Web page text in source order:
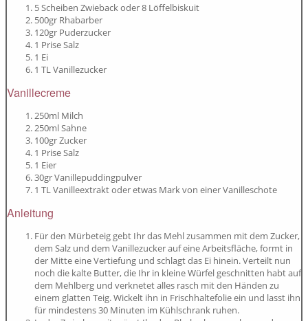
5 Scheiben Zwieback oder 8 Löffelbiskuit
500gr Rhabarber
120gr Puderzucker
1 Prise Salz
1 Ei
1 TL Vanillezucker
Vanillecreme
250ml Milch
250ml Sahne
100gr Zucker
1 Prise Salz
1 Eier
30gr Vanillepuddingpulver
1 TL Vanilleextrakt oder etwas Mark von einer Vanilleschote
Anleitung
Für den Mürbeteig gebt Ihr das Mehl zusammen mit dem Zucker,
dem Salz und dem Vanillezucker auf eine Arbeitsfläche, formt in
der Mitte eine Vertiefung und schlagt das Ei hinein. Verteilt nun
noch die kalte Butter, die Ihr in kleine Würfel geschnitten habt auf
dem Mehlberg und verknetet alles rasch mit den Händen zu
einem glatten Teig. Wickelt ihn in Frischhaltefolie ein und lasst ihn
für mindestens 30 Minuten im Kühlschrank ruhen.